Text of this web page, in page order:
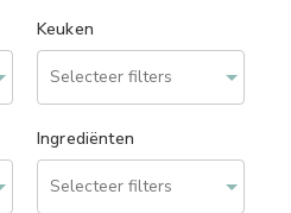
Keuken
Ingrediënten